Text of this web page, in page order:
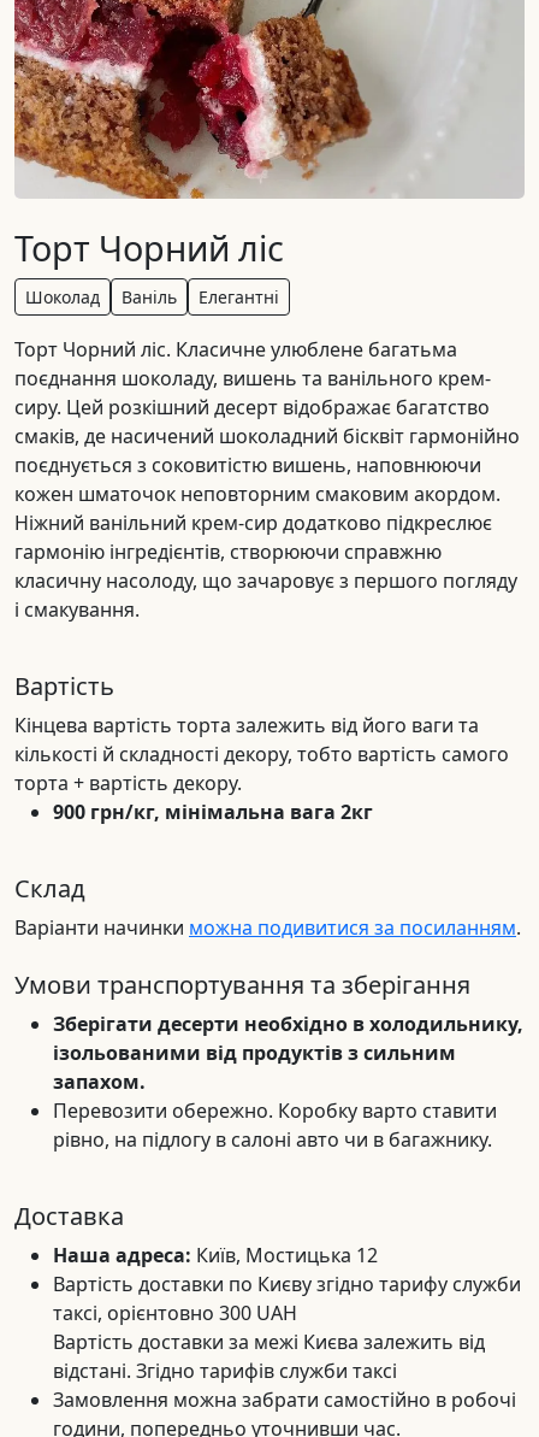
Торт Чорний ліс
Шоколад Ваніль Елегантні
Торт Чорний ліс. Класичне улюблене багатьма
поєднання шоколаду, вишень та ванільного крем-
сиру. Цей розкішний десерт відображає багатство
смаків, де насичений шоколадний бісквіт гармонійно
поєднується з соковитістю вишень, наповнюючи
кожен шматочок неповторним смаковим акордом.
Ніжний ванільний крем-сир додатково підкреслює
гармонію інгредієнтів, створюючи справжню
класичну насолоду, що зачаровує з першого погляду
і смакування.
Вартість
Кінцева вартість торта залежить від його ваги та
кількості й складності декору, тобто вартість самого
торта + вартість декору.
900 грн/кг, мінімальна вага 2кг
Склад
Варіанти начинки можна подивитися за посиланням.
Умови транспортування та зберігання
Зберігати десерти необхідно в холодильнику,
ізольованими від продуктів з сильним
запахом.
Перевозити обережно. Коробку варто ставити
рівно, на підлогу в салоні авто чи в багажнику.
Доставка
Наша адреса: Київ, Мостицька 12
Вартість доставки по Києву згідно тарифу служби
таксі, орієнтовно 300 UAH
Вартість доставки за межі Києва залежить від
відстані. Згідно тарифів служби таксі
Замовлення можна забрати самостійно в робочі
години, попередньо уточнивши час.